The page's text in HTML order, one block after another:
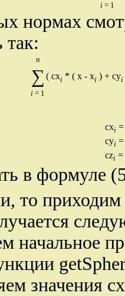
i= 1
нормах
так:
n
∑ ( cxi * ( х - xi ) + cyi
i = 1
cxi=
cyi=
czi=
в формуле
то
начальное
значения cx